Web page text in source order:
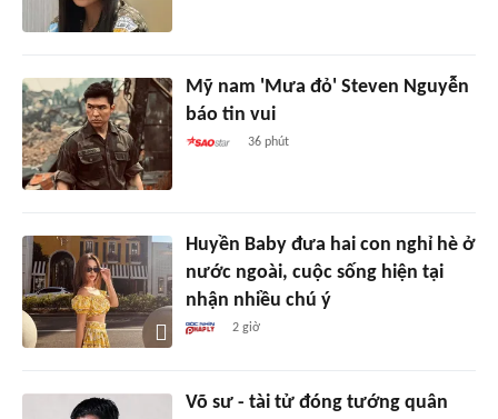
Mỹ nam 'Mưa đỏ' Steven Nguyễn
báo tin vui
36 phút
Huyền Baby đưa hai con nghỉ hè ở
nước ngoài, cuộc sống hiện tại
nhận nhiều chú ý
2 giờ
Võ sư - tài tử đóng tướng quân